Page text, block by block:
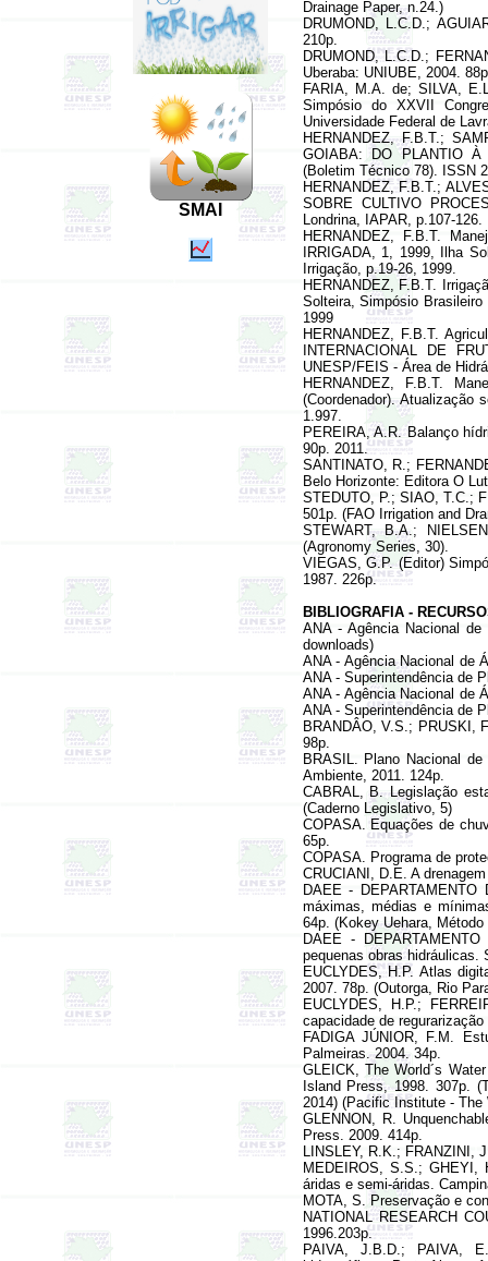
Drainage Paper, n.24.)
DRUMOND, L.C.D.;
210p.
DRUMOND, L.C.D.;
Uberaba: UNIUBE, 2004.
FARIA, M.A. de; SILVA,
Simpósio do XXVII
Universidade Federal de
HERNANDEZ, F.B.T.;
GOIABA: DO PLANTIO À
(Boletim Técnico 78). ISSN
HERNANDEZ, F.B.T.;
SOBRE CULTIVO
Londrina, IAPAR, p.107-126.
HERNANDEZ, F.B.T.
IRRIGADA, 1, 1999, Ilha
Irrigação, p.19-26, 1999.
HERNANDEZ, F.B.T.
Solteira, Simpósio
1999
HERNANDEZ, F.B.T.
INTERNACIONAL DE
UNESP/FEIS - Área de
HERNANDEZ, F.B.T.
(Coordenador). Atualização
1.997.
PEREIRA, A.R. Balanço
90p. 2011.
SANTINATO, R.;
Belo Horizonte: Editora O
STEDUTO, P.; SIAO, T.C.;
501p. (FAO Irrigation and
STEWART, B.A.;
(Agronomy Series, 30).
VIEGAS, G.P. (Editor)
1987. 226p.
BIBLIOGRAFIA -
ANA - Agência Nacional
downloads)
ANA - Agência Nacional de
ANA - Superintendência de
ANA - Agência Nacional de
ANA - Superintendência de
BRANDÂO, V.S.; PRUSKI,
98p.
BRASIL. Plano Nacional
Ambiente, 2011. 124p.
CABRAL, B. Legislação
(Caderno Legislativo, 5)
COPASA.Equações de
65p.
COPASA. Programa de
CRUCIANI, D.E. A
DAEE -
máximas, médias e
64p. (Kokey Uehara, Método
DAEE -
pequenas obras hidráulicas.
EUCLYDES, H.P. Atlas
2007. 78p. (Outorga, Rio
EUCLYDES, H.P.;
capacidade de regurarização
FADIGAJÚNIOR, F.M.
Palmeiras. 2004. 34p.
GLEICK, The World´s
Island Press, 1998. 307p. (
2014) (Pacific Institute - The
GLENNON, R.
Press. 2009. 414p.
LINSLEY, R.K.; FRANZINI,
MEDEIROS, S.S.; GHEYI,
áridas e semi-áridas.
MOTA, S. Preservação e
NATIONAL RESEARCH
1996.203p.
PAIVA, J.B.D.; PAIVA,
SMAI